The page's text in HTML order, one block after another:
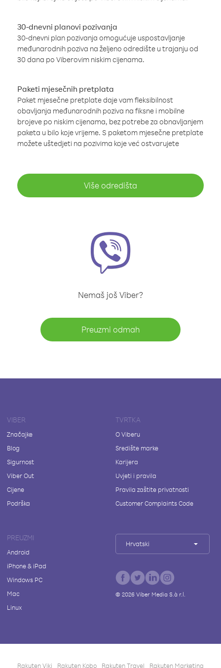
30-dnevni planovi pozivanja
30-dnevni plan pozivanja omogućuje uspostavljanje
međunarodnih poziva na željeno odredište u trajanju od
30 dana po Viberovim niskim cijenama.
Paketi mjesečnih pretplata
Paket mjesečne pretplate daje vam fleksibilnost
obavljanja međunarodnih poziva na fiksne i mobilne
brojeve po niskim cijenama, bez potrebe za obnavljanjem
paketa u bilo koje vrijeme. S paketom mjesečne pretplate
možete uštedjeti na pozivima koje već ostvarujete
Više odredišta
Nemaš još Viber?
Preuzmi odmah
VIBER
Značajke
Blog
Sigurnost
Viber Out
Cijene
Podrška
TVRTKA
O Viberu
Središte marke
Karijera
Uvjeti i pravila
Pravila zaštite privatnosti
Customer Complaints Code
PREUZMI
Android
iPhone & iPad
Windows PC
Mac
Linux
Hrvatski
© 2026Viber Media S.à r.l.
Rakuten Viki Rakuten Kobo Rakuten Travel Rakuten Marketing